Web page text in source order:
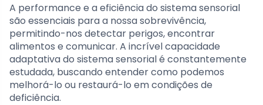
A performance e a eficiência do sistema sensorial
são essenciais para a nossa sobrevivência,
permitindo-nos detectar perigos, encontrar
alimentos e comunicar. A incrível capacidade
adaptativa do sistema sensorial é constantemente
estudada, buscando entender como podemos
melhorá-lo ou restaurá-lo em condições de
deficiência.